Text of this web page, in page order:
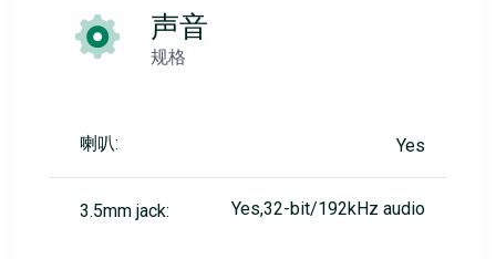
声音
规格
喇叭: Yes
3.5mm jack: Yes,32-bit/192kHz audio